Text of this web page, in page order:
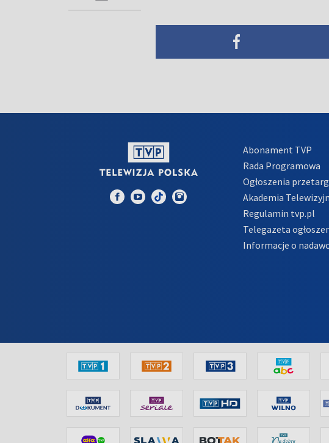
Abonament TVP
Rada Programowa
Ogłoszenia
Akademia
Regulamin tvp.pl
Telegazeta
Informacje o